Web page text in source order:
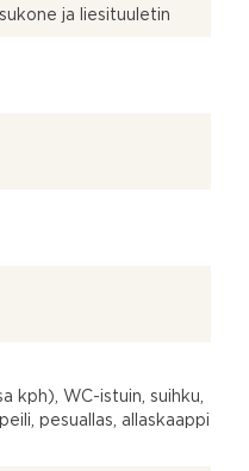
ja liesituuletin
kph), WC-istuin, suihku,
pesuallas, allaskaappi